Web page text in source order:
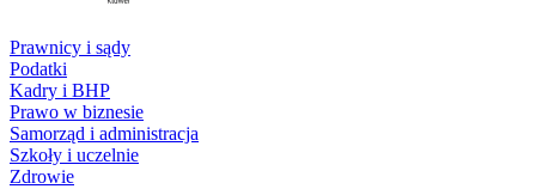
Prawnicy i sądy
Podatki
Kadry i BHP
Prawo w biznesie
Samorząd i administracja
Szkoły i uczelnie
Zdrowie